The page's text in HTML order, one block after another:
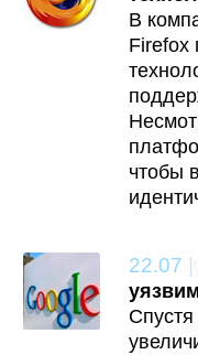
В
Firefox
чтобы
22.07 |